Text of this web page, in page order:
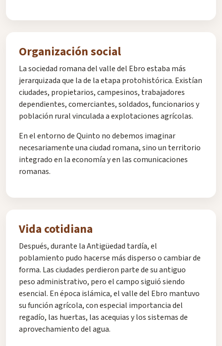
Organización social
La sociedad romana del valle del Ebro estaba más
jerarquizada que la de la etapa protohistórica. Existían
ciudades, propietarios, campesinos, trabajadores
dependientes, comerciantes, soldados, funcionarios y
población rural vinculada a explotaciones agrícolas.
En el entorno de Quinto no debemos imaginar
necesariamente una ciudad romana, sino un territorio
integrado en la economía y en las comunicaciones
romanas.
Vida cotidiana
Después, durante la Antigüedad tardía, el
poblamiento pudo hacerse más disperso o cambiar de
forma. Las ciudades perdieron parte de su antiguo
peso administrativo, pero el campo siguió siendo
esencial. En época islámica, el valle del Ebro mantuvo
su función agrícola, con especial importancia del
regadío, las huertas, las acequias y los sistemas de
aprovechamiento del agua.